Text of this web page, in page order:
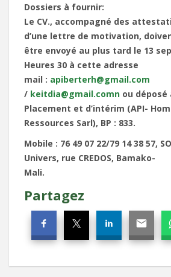
Dossiers à fournir:
Le CV., accompagné des
d’une lettre de motivation,
être envoyé au plus tard le 13
Heures 30 à cette adresse
mail : apiberterh@gmail.com
/ keitdia@gmail.comn ou déposé
Placement et d’intérim (API-
Ressources Sarl), BP : 833.
Mobile : 76 49 07 22/79 14 38 57,
Univers, rue CREDOS, Bamako-
Mali.
Partagez